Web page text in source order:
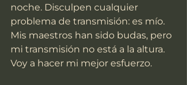
noche. Disculpen cualquier
problema de transmisión: es mío.
Mis maestros han sido budas, pero
mi transmisión no está a la altura.
Voy a hacer mi mejor esfuerzo.